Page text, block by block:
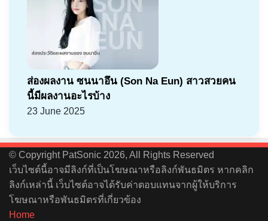
ส่องผลงาน ซนนาอึน (Son Na Eun) สาวสวยคน
นี้มีผลงานอะไรบ้าง
23 June 2025
© Copyright PatSonic 2026, All Rights Reserved
เว็บไซต์นี้อาจมีลิงก์ที่เป็นโฆษณาหรือลิงก์พันธมิตร หากคลิก
ลิงก์เหล่านี้ เว็บไซต์อาจได้รับค่าตอบแทนจากผู้ให้บริการ
โฆษณาหรือพันธมิตรที่เกี่ยวข้อง
Home